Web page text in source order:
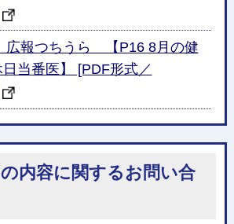
報つちうら 【P16 8月の健
当番医】 [PDF形式／
内容に関するお問い合